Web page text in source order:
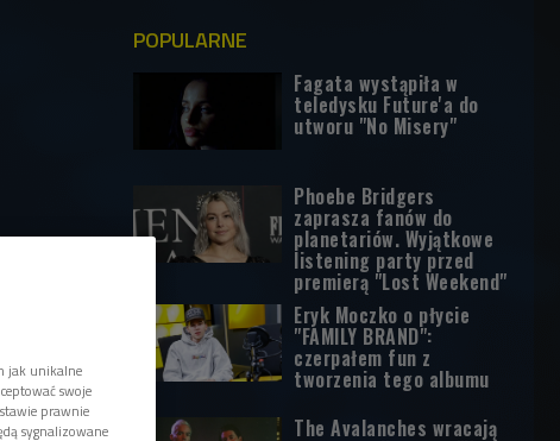
POPULARNE
Fagata wystąpiła w
teledysku Future'a do
utworu "No Misery"
Phoebe Bridgers
zaprasza fanów do
planetariów. Wyjątkowe
listening party przed
premierą "Lost Weekend"
Eryk Moczko o płycie
"FAMILY BRAND":
czerpałem fun z
tworzenia tego albumu
The Avalanches wracają
jak unikalne
swoje
prawnie
sygnalizowane